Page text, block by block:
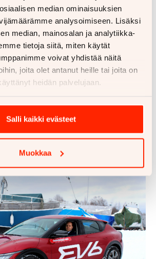
median ominaisuuksien
analysoimiseen. Lisäksi
median, mainosalan ja analytiikka-
tietoja siitä, miten käytät
voivat yhdistää näitä
joita olet antanut heille tai joita on
heidän palvelujaan.
Salli kaikki evästeet
Muokkaa
kahdeksan vuoden uransa
tämän hintaluokan autossa olisi
kysyntää. Vaikka kyseessä on
hintaluokan auto, tulee
hetkellä eniten juuri tähän
kun asiakas tulee aina hymyssä
on kova kysyntä tällä hetkellä
oman segmenttinsä paras tuote,
on saatavilla, Laakko summaa.